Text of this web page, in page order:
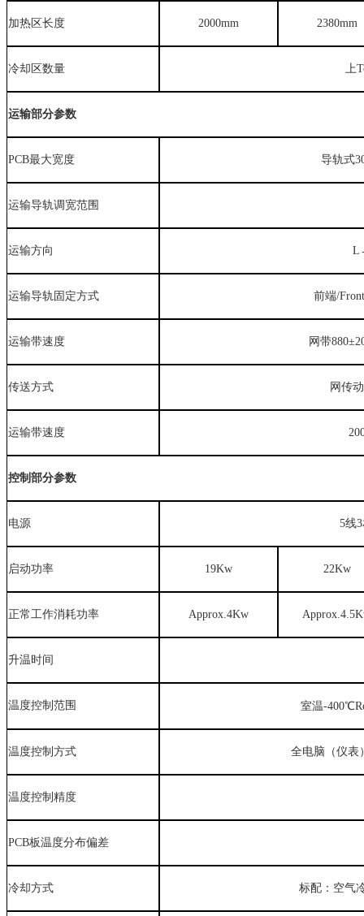
加热区长度 2000mm 2380mm
冷却区数量 上
运输部分参数
PCB最大宽度 导轨式3
运输导轨调宽范围
运输方向
运输导轨固定方式 前端/
运输带速度 网带
传送方式 网传
运输带速度 2
控制部分参数
电源 5线
启动功率 19Kw 22Kw
正常工作消耗功率 Approx.4Kw Approx.4.5
升温时间
温度控制范围 室温-400
温度控制方式 全电脑 （仪表
温度控制精度
PCB板温度分布偏差
冷却方式 标配：空气